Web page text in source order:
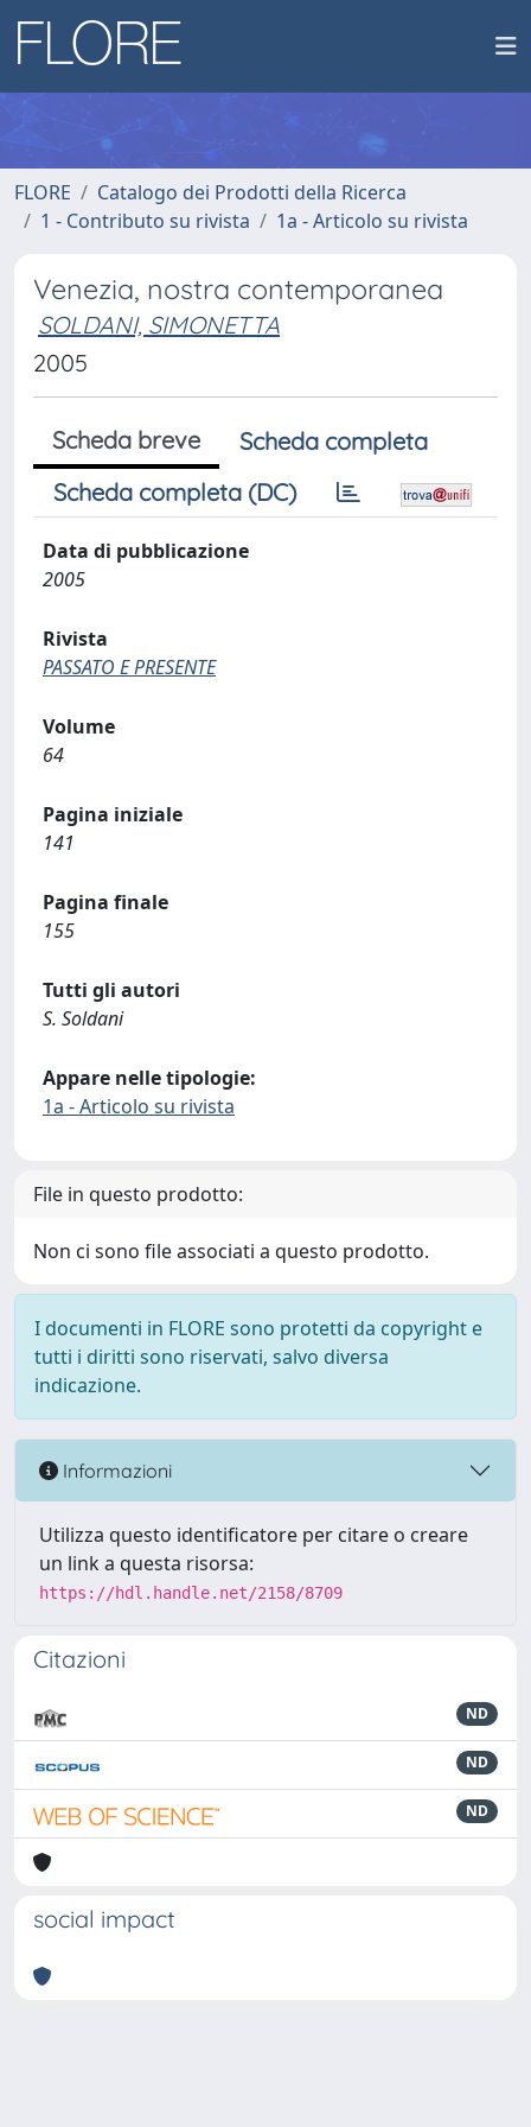
FLORE
Catalogo dei Prodotti della Ricerca
1 - Contributo su rivista
1a - Articolo su rivista
Venezia, nostra contemporanea
SOLDANI, SIMONETTA
2005
Scheda breve
Scheda completa
Scheda completa (DC)
Data di pubblicazione
2005
Rivista
PASSATO E PRESENTE
Volume
64
Pagina iniziale
141
Pagina finale
155
Tutti gli autori
S. Soldani
Appare nelle tipologie:
1a - Articolo su rivista
File in questo prodotto:
Non ci sono file associati a questo prodotto.
I documenti in FLORE sono protetti da copyright e
tutti i diritti sono riservati, salvo diversa
indicazione.
Informazioni
Utilizza questo identificatore per citare o creare
un link a questa risorsa:
https://hdl.handle.net/2158/8709
Citazioni
ND
ND
ND
social impact